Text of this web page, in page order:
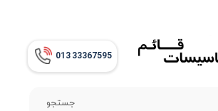
013​​​​​​​ 33367595
جستجو